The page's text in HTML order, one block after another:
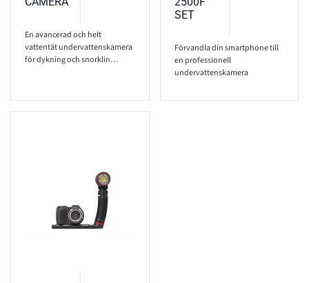
En avancerad och helt
vattentät undervattenskamera
för dykning och snorklin…
SET
Förvandla din smartphone till
en professionell
undervattenskamera